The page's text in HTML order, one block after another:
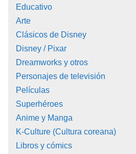
Educativo
Arte
Clásicos de Disney
Disney / Pixar
Dreamworks y otros
Personajes de televisión
Películas
Superhéroes
Anime y Manga
K-Culture (Cultura coreana)
Libros y cómics